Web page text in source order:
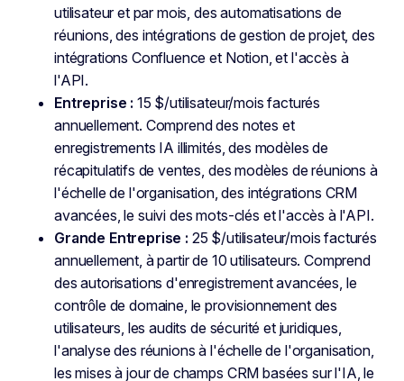
utilisateur et par mois, des automatisations de
réunions, des intégrations de gestion de projet, des
intégrations Confluence et Notion, et l'accès à
l'API.
Entreprise : 15 $/utilisateur/mois facturés
annuellement. Comprend des notes et
enregistrements IA illimités, des modèles de
récapitulatifs de ventes, des modèles de réunions à
l'échelle de l'organisation, des intégrations CRM
avancées, le suivi des mots-clés et l'accès à l'API.
Grande Entreprise : 25 $/utilisateur/mois facturés
annuellement, à partir de 10 utilisateurs. Comprend
des autorisations d'enregistrement avancées, le
contrôle de domaine, le provisionnement des
utilisateurs, les audits de sécurité et juridiques,
l'analyse des réunions à l'échelle de l'organisation,
les mises à jour de champs CRM basées sur l'IA, le